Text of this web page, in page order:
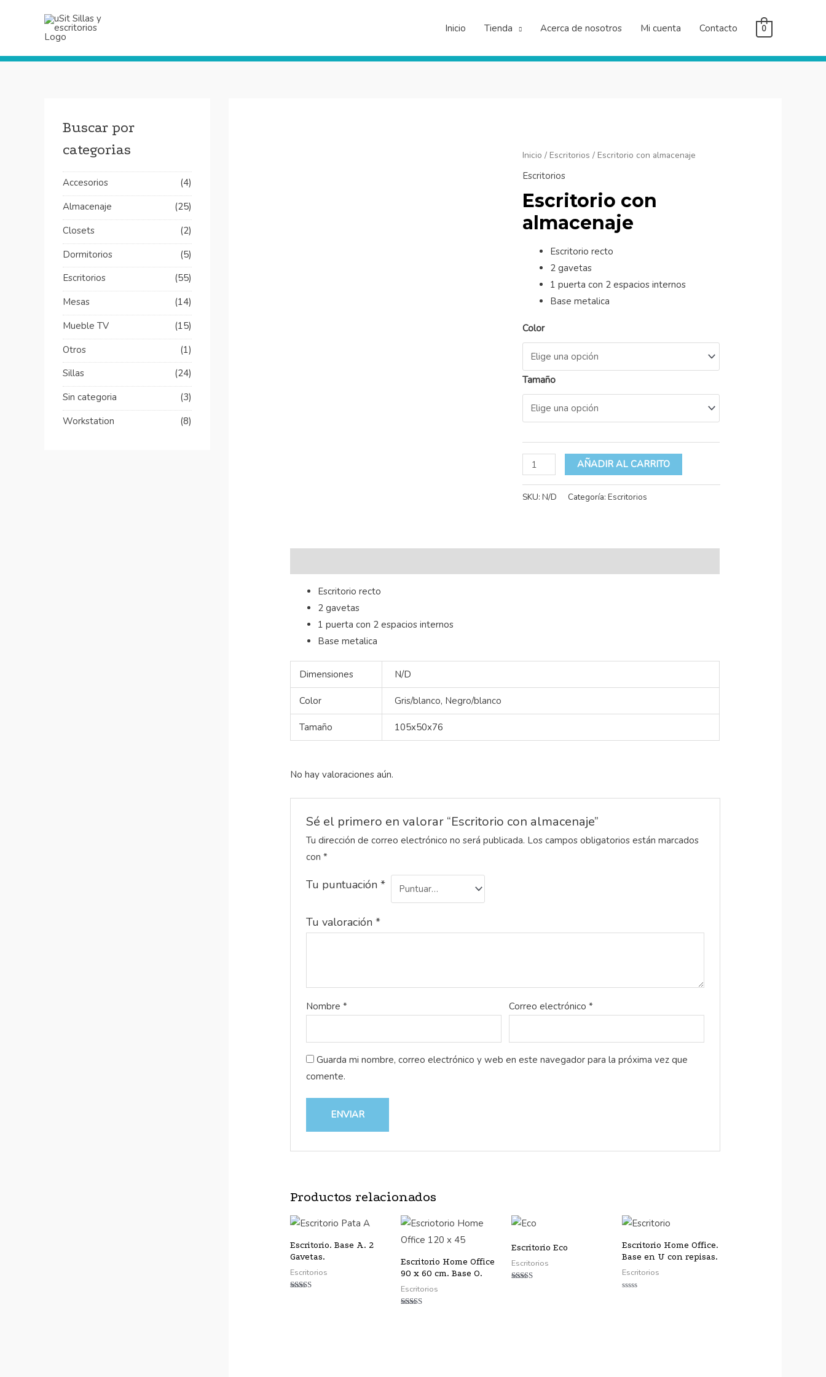
Inicio Tienda Acerca de nosotros Mi cuenta Contacto 0
Buscar por
categorias
Accesorios
(4)
Almacenaje
(25)
Closets
(2)
Dormitorios
(5)
Escritorios
(55)
Mesas
(14)
Mueble TV
(15)
Otros
(1)
Sillas
(24)
Sin categoria
(3)
Workstation
(8)
Inicio / Escritorios / Escritorio con almacenaje
Escritorios
Escritorio con
almacenaje
Escritorio recto
2 gavetas
1 puerta con 2 espacios internos
Base metalica
Color
Tamaño
Escritorio
con
cantidad
AÑADIR AL CARRITO
SKU: N/D Categoría: Escritorios
Escritorio recto
2 gavetas
1 puerta con 2 espacios internos
Base metalica
Dimensiones N/D
Color Gris/blanco, Negro/blanco
Tamaño 105x50x76
No hay valoraciones aún.
Sé el primero en valorar “Escritorio con almacenaje”
Tu dirección de correo electrónico no será publicada. Los campos obligatorios están marcados
con*
Tu puntuación*
Tu valoración*
Nombre* Correo electrónico*
Guarda mi nombre, correo electrónico y web en este navegador para la próxima vez que
comente.
Productos relacionados
Escritorio. Base A. 2
Gavetas.
Escritorios
Escritorio Home Office
90 x 60 cm. Base O.
Escritorios
Escritorio Eco
Escritorios
Escritorio Home Office.
Base en U con repisas.
Escritorios